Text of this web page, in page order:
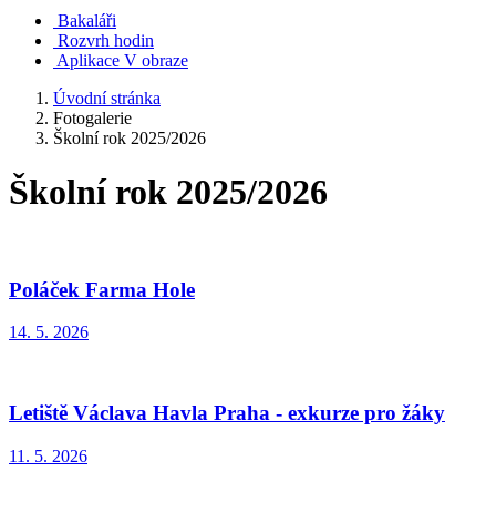
Bakaláři
Rozvrh hodin
Aplikace V obraze
Úvodní stránka
Fotogalerie
Školní rok 2025/2026
Školní rok 2025/2026
Poláček Farma Hole
14. 5. 2026
Letiště Václava Havla Praha - exkurze pro žáky
11. 5. 2026